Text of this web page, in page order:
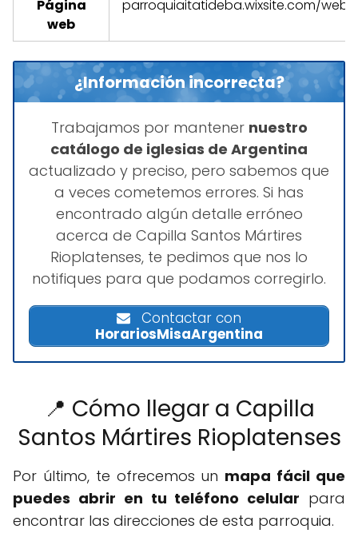
Página
web
parroquiaitatideba.wixsite.com/
¿Información incorrecta?
Trabajamos por mantener nuestro
catálogo de iglesias de Argentina
actualizado y preciso, pero sabemos que
a veces cometemos errores. Si has
encontrado algún detalle erróneo
acerca de Capilla Santos Mártires
Rioplatenses, te pedimos que nos lo
notifiques para que podamos corregirlo.
Contactar con
HorariosMisaArgentina
📍 Cómo llegar a Capilla
Santos Mártires Rioplatenses
Por último, te ofrecemos un mapa fácil que
puedes abrir en tu teléfono celular para
encontrar las direcciones de esta parroquia.